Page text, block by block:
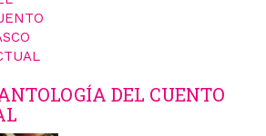
DEL CUENTO